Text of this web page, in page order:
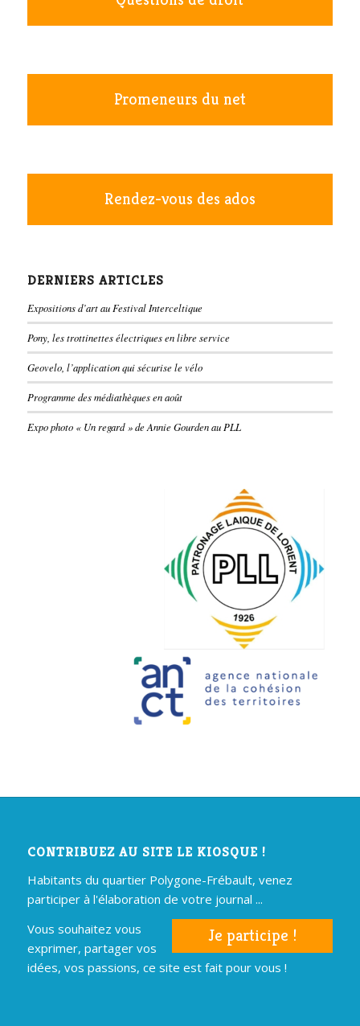
Promeneurs du net
Rendez-vous des ados
DERNIERS ARTICLES
Expositions d’art au Festival Interceltique
Pony, les trottinettes électriques en libre service
Geovelo, l’application qui sécurise le vélo
Programme des médiathèques en août
Expo photo « Un regard » de Annie Gourden au PLL
CONTRIBUEZ AU SITE LE KIOSQUE !
Habitants du quartier Polygone-Frébault, venez
participer à l'élaboration de votre journal ...
Je participe !
Vous souhaitez vous
exprimer, partager vos
idées, vos passions, ce site est fait pour vous !